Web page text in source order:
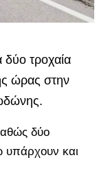
δύο τροχαία
ώρας στην
δύο
υπάρχουν και